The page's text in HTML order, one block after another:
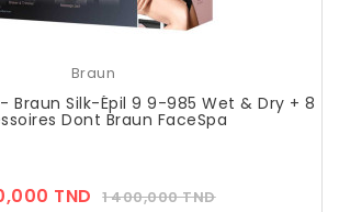
Braun
Silk-Épil 9 9-985 Wet & Dry + 8
Dont Braun FaceSpa
TND Prix
1 400,000 TNDPrix